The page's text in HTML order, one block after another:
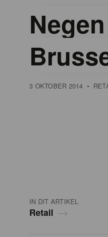
3 OKTOBER 2014 •
IN DIT ARTIKEL
Retail